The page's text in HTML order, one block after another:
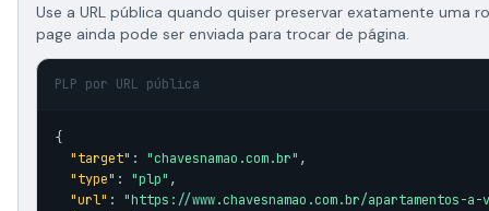
Use a URL pública quando quiser preservar exatamente uma
page ainda pode ser enviada para trocar de página.
PLP por URL pública
{
"target" : "chavesnamao.com.br" ,
"type" : "plp" ,
"url" : "https://www.chavesnamao.com.br/apartamentos-